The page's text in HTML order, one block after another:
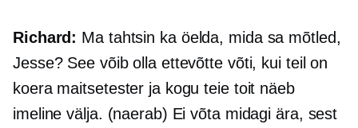
Richard: Ma tahtsin ka öelda, mida sa mõtled,
Jesse? See võib olla ettevõtte võti, kui teil on
koera maitsetester ja kogu teie toit näeb
imeline välja. (naerab) Ei võta midagi ära, sest